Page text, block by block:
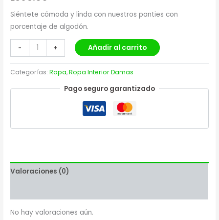
Siéntete cómoda y linda con nuestros panties con
porcentaje de algodón.
- + Añadir al carrito
Categorías:Ropa,Ropa Interior Damas
Pago seguro garantizado
Valoraciones (0)
No hay valoraciones aún.